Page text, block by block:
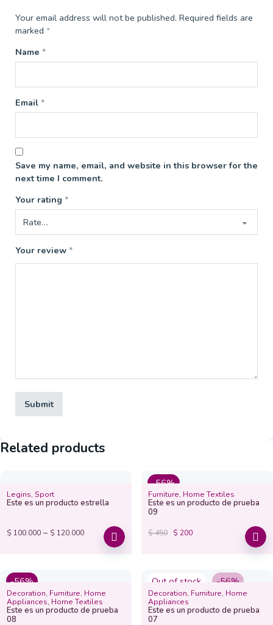
Your email address will not be published. Required fields are
marked *
Name *
Email *
Save my name, email, and website in this browser for the
next time I comment.
Your rating *
Your review *
Related products
Legins, Sport
Este es un producto estrella
$100.000– $120.000
-56%
Furniture, Home Textiles
Este es un producto de prueba
09
$450 $200
-56%
Decoration, Furniture, Home
Appliances, Home Textiles
Este es un producto de prueba
08
Out of stock -56%
Decoration, Furniture, Home
Appliances
Este es un producto de prueba
07